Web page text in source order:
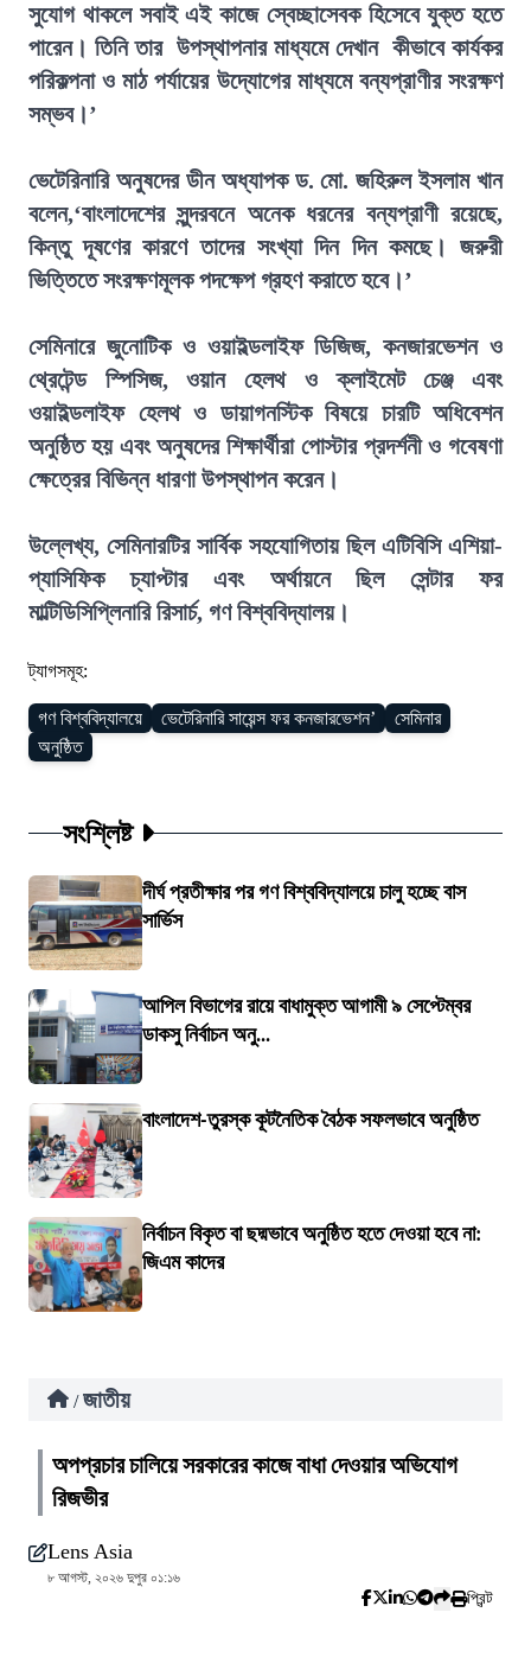
সুযোগ থাকলে সবাই এই কাজে স্বেচ্ছাসেবক হিসেবে যুক্ত হতে
পারেন। তিনি তার উপস্থাপনার মাধ্যমে দেখান কীভাবে কার্যকর
পরিকল্পনা ও মাঠ পর্যায়ের উদ্যোগের মাধ্যমে বন্যপ্রাণীর সংরক্ষণ
সম্ভব।’
ভেটেরিনারি অনুষদের ডীন অধ্যাপক ড. মো. জহিরুল ইসলাম খান
বলেন,‘বাংলাদেশের সুন্দরবনে অনেক ধরনের বন্যপ্রাণী রয়েছে,
কিন্তু দূষণের কারণে তাদের সংখ্যা দিন দিন কমছে। জরুরী
ভিত্তিতে সংরক্ষণমূলক পদক্ষেপ গ্রহণ করাতে হবে।’
সেমিনারে জুনোটিক ও ওয়াইল্ডলাইফ ডিজিজ, কনজারভেশন ও
থ্রেটেন্ড স্পিসিজ, ওয়ান হেলথ ও ক্লাইমেট চেঞ্জ এবং
ওয়াইল্ডলাইফ হেলথ ও ডায়াগনস্টিক বিষয়ে চারটি অধিবেশন
অনুষ্ঠিত হয় এবং অনুষদের শিক্ষার্থীরা পোস্টার প্রদর্শনী ও গবেষণা
ক্ষেত্রের বিভিন্ন ধারণা উপস্থাপন করেন।
উল্লেখ্য, সেমিনারটির সার্বিক সহযোগিতায় ছিল এটিবিসি এশিয়া-
প্যাসিফিক চ্যাপ্টার এবং অর্থায়নে ছিল সেন্টার ফর
মাল্টিডিসিপ্লিনারি রিসার্চ, গণ বিশ্ববিদ্যালয়।
ট্যাগসমূহ:
গণ বিশ্ববিদ্যালয়ে ভেটেরিনারি সায়েন্স ফর কনজারভেশন’
সেমিনার
অনুষ্ঠিত
সংশ্লিষ্ট
দীর্ঘ প্রতীক্ষার পর গণ বিশ্ববিদ্যালয়ে চালু হচ্ছে বাস
সার্ভিস
আপিল বিভাগের রায়ে বাধামুক্ত আগামী ৯ সেপ্টেম্বর
ডাকসু নির্বাচন অনু...
বাংলাদেশ-তুরস্ক কূটনৈতিক বৈঠক সফলভাবে অনুষ্ঠিত
নির্বাচন বিকৃত বা ছদ্মভাবে অনুষ্ঠিত হতে দেওয়া হবে না:
জিএম কাদের
/ জাতীয়
অপপ্রচার চালিয়ে সরকারের কাজে বাধা দেওয়ার অভিযোগ
রিজভীর
Lens Asia
৮ আগস্ট, ২০২৬ দুপুর ০১:১৬
প্রিন্ট